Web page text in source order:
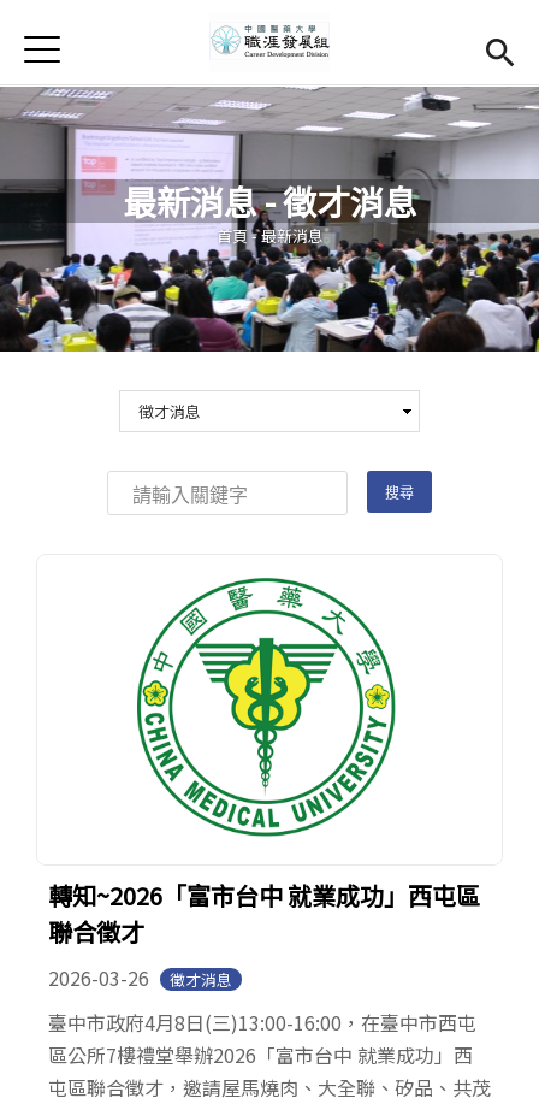
首頁
學務處首頁(link is external)
Open submenu (關於我們)
關於我們
Open submenu (職涯輔導)
職涯輔導
Open submenu (就業調查)
就業調查
活動集錦
相關連結
Jump to Navigation
Jump to Main content
最新消息 - 徵才消息
您在這裡
首頁-最新消息
轉知~2026「富市台中 就業成功」西屯區
聯合徵才
2026-03-26 徵才消息
臺中市政府4月8日(三)13:00-16:00，在臺中市西屯
區公所7樓禮堂舉辦2026「富市台中 就業成功」西
屯區聯合徵才，邀請屋馬燒肉、大全聯、矽品、共茂